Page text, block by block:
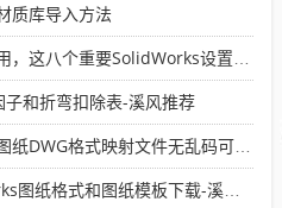
质库导入方法
要SolidWorks设置可以提高你的画图效率
和折弯扣除表-溪风推荐
式映射文件无乱码可分层-溪风亲测推荐
格式和图纸模板下载-溪风专用版